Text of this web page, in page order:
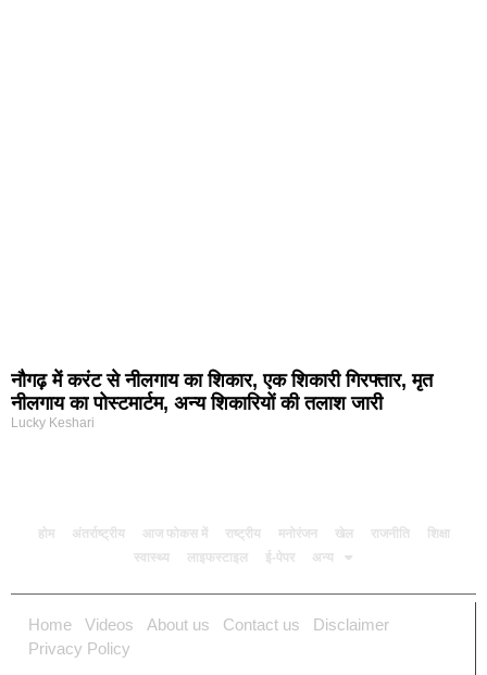
नौगढ़ में करंट से नीलगाय का शिकार, एक शिकारी गिरफ्तार, मृत
नीलगाय का पोस्टमार्टम, अन्य शिकारियों की तलाश जारी
Lucky Keshari
होम अंतर्राष्ट्रीय आज फोकस में राष्ट्रीय मनोरंजन खेल राजनीति
शिक्षा
स्वास्थ्य
लाइफस्टाइल ई-पेपर अन्य
Home Videos About us Contact us
Disclaimer
Privacy Policy